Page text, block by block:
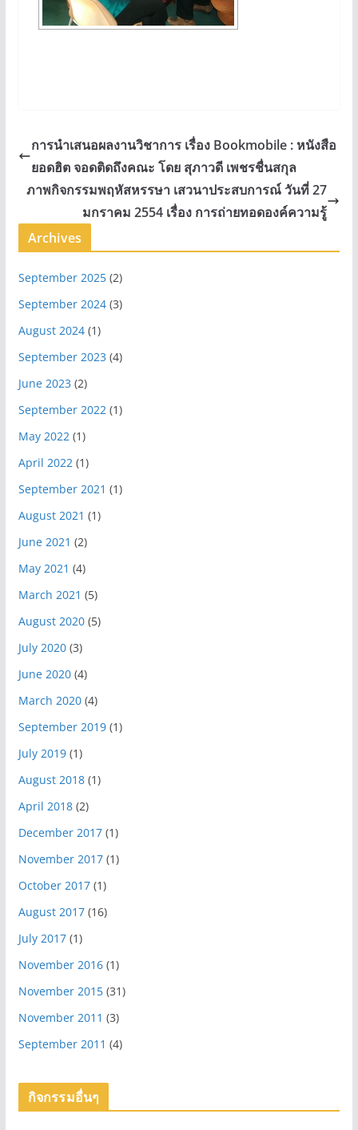
การนำเสนอผลงานวิชาการ เรื่อง Bookmobile : หนังสือ
ยอดฮิต จอดติดถึงคณะ โดย สุภาวดี เพชรชื่นสกุล
ภาพกิจกรรมพฤหัสหรรษา เสวนาประสบการณ์ วันที่ 27
มกราคม 2554 เรื่อง การถ่ายทอดองค์ความรู้
Archives
September 2025(2)
September 2024(3)
August 2024(1)
September 2023 (4)
June 2023 (2)
September 2022(1)
May 2022(1)
April 2022(1)
September 2021 (1)
August 2021 (1)
June 2021 (2)
May 2021 (4)
March 2021 (5)
August 2020(5)
July 2020(3)
June 2020(4)
March 2020(4)
September 2019(1)
July 2019(1)
August 2018(1)
April 2018(2)
December 2017(1)
November 2017(1)
October 2017(1)
August 2017(16)
July 2017(1)
November 2016(1)
November 2015(31)
November 2011 (3)
September 2011 (4)
กิจกรรมอื่นๆ